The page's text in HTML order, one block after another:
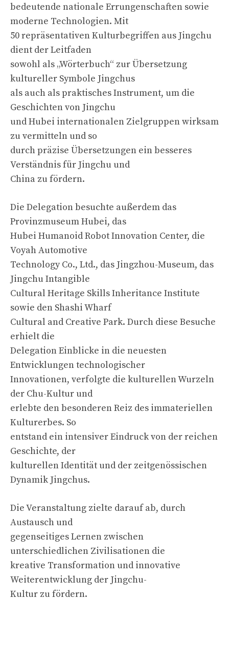
bedeutende nationale Errungenschaften sowie
moderne Technologien. Mit
50 repräsentativen Kulturbegriffen aus Jingchu
dient der Leitfaden
sowohl als „Wörterbuch“ zur Übersetzung
kultureller Symbole Jingchus
als auch als praktisches Instrument, um die
Geschichten von Jingchu
und Hubei internationalen Zielgruppen wirksam
zu vermitteln und so
durch präzise Übersetzungen ein besseres
Verständnis für Jingchu und
China zu fördern.
Die Delegation besuchte außerdem das
Provinzmuseum Hubei, das
Hubei Humanoid Robot Innovation Center, die
Voyah Automotive
Technology Co., Ltd., das Jingzhou-Museum, das
Jingchu Intangible
Cultural Heritage Skills Inheritance Institute
sowie den Shashi Wharf
Cultural and Creative Park. Durch diese Besuche
erhielt die
Delegation Einblicke in die neuesten
Entwicklungen technologischer
Innovationen, verfolgte die kulturellen Wurzeln
der Chu-Kultur und
erlebte den besonderen Reiz des immateriellen
Kulturerbes. So
entstand ein intensiver Eindruck von der reichen
Geschichte, der
kulturellen Identität und der zeitgenössischen
Dynamik Jingchus.
Die Veranstaltung zielte darauf ab, durch
Austausch und
gegenseitiges Lernen zwischen
unterschiedlichen Zivilisationen die
kreative Transformation und innovative
Weiterentwicklung der Jingchu-
Kultur zu fördern.